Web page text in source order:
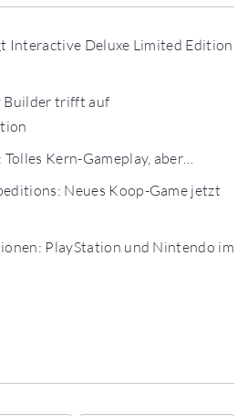
Interactive Deluxe Limited Edition
Builder trifft auf
Tolles Kern-Gameplay, aber…
Neues Koop-Game jetzt
PlayStation und Nintendo im